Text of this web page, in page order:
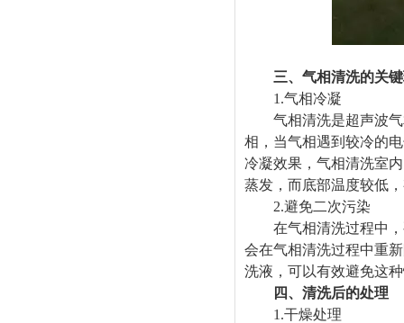
三、气相清洗的关
1.气相冷凝
气相清洗是超声波气
相，当气相遇到较冷的
冷凝效果，气相清洗室
蒸发，而底部温度较低
2.避免二次污染
在气相清洗过程中，
会在气相清洗过程中重
洗液，可以有效避免这
四、清洗后的处理
1.干燥处理